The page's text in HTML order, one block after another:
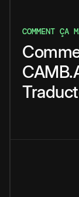
COMMENT ÇA